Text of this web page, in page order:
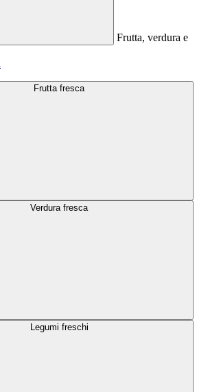
Frutta, verdura e
Frutta fresca
Verdura fresca
Legumi freschi